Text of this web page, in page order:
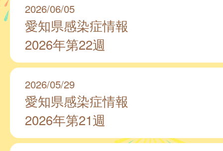
2026/06/05
愛知県感染症情報
2026年第22週
2026/05/29
愛知県感染症情報
2026年第21週